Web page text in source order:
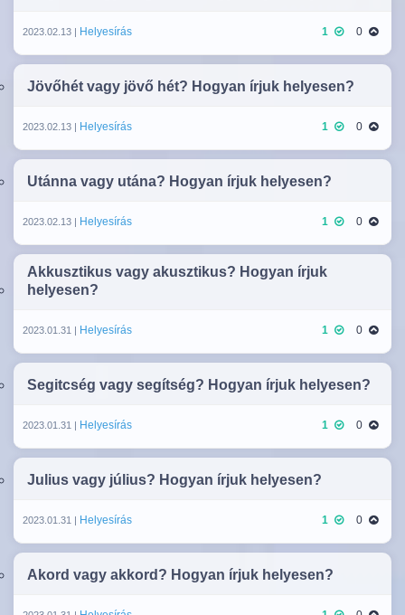
2023.02.13 | Helyesírás 1 0
Jövőhét vagy jövő hét? Hogyan írjuk helyesen?
2023.02.13 | Helyesírás 1 0
Utánna vagy utána? Hogyan írjuk helyesen?
2023.02.13 | Helyesírás 1 0
Akkusztikus vagy akusztikus? Hogyan írjuk
helyesen?
2023.01.31 | Helyesírás 1 0
Segitcség vagy segítség? Hogyan írjuk helyesen?
2023.01.31 | Helyesírás 1 0
Julius vagy július? Hogyan írjuk helyesen?
2023.01.31 | Helyesírás 1 0
Akord vagy akkord? Hogyan írjuk helyesen?